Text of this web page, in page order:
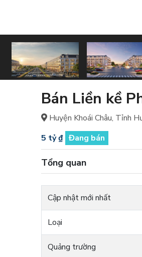
Bán Liền kề
Huyện Khoái Châu, Tỉnh
5 tỷ ₫ Đang bán
Tổng quan
Cập nhật mới nhất
Loại
Quảng trường